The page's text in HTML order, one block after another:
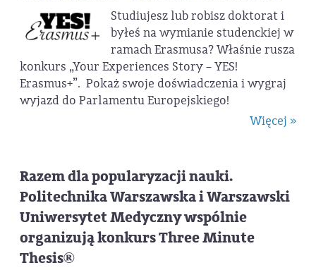
Studiujesz lub robisz doktorat i
byłeś na wymianie studenckiej w
ramach Erasmusa? Właśnie rusza
konkurs „Your Experiences Story – YES!
Erasmus+”. Pokaż swoje doświadczenia i wygraj
wyjazd do Parlamentu Europejskiego!
Więcej »
Razem dla popularyzacji nauki.
Politechnika Warszawska i Warszawski
Uniwersytet Medyczny wspólnie
organizują konkurs Three Minute
Thesis®